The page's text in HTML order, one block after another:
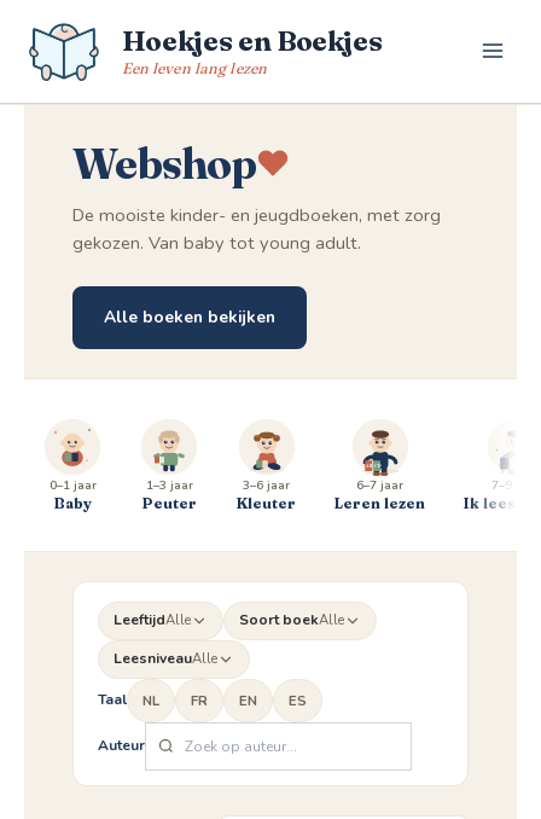
naar
Hoekjes en Boekjes
Een leven lang lezen
Webshop
De mooiste kinder- en jeugdboeken, met zorg
gekozen. Van baby tot young adult.
Alle boeken bekijken
0–1 jaar
Baby
1–3 jaar
Peuter
3–6 jaar
Kleuter
6–7 jaar
Leren lezen
7–9 jaar
Ik lees al
LeeftijdAlle Soort boekAlle
LeesniveauAlle
Taal NL FR EN ES
Auteur